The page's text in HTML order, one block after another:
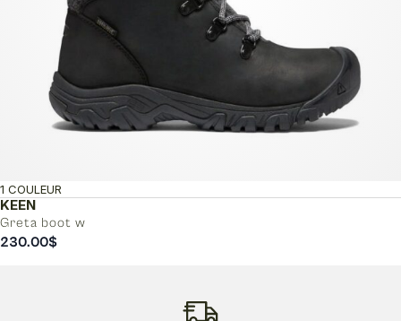
KEEN
Greta boot w
1 COULEUR
230.00$